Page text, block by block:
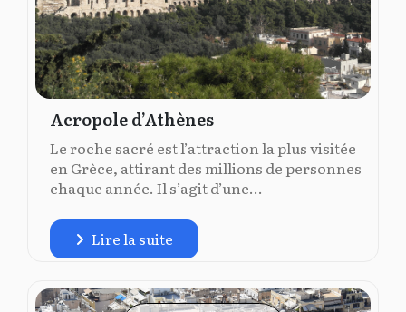
Acropole d’Athènes
Le roche sacré est l’attraction la plus visitée
en Grèce, attirant des millions de personnes
chaque année. Il s’agit d’une...
Lire la suite